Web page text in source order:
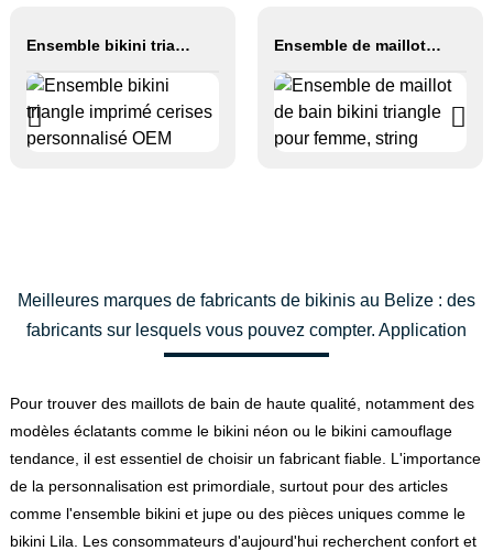
Ensemble bikini triangle imprimé cerises personnalisé OEM Ensemble de maillot de bain bikini triangle pour femme, string
Meilleures marques de fabricants de bikinis au Belize : des
fabricants sur lesquels vous pouvez compter. Application
Pour trouver des maillots de bain de haute qualité, notamment des
modèles éclatants comme le bikini néon ou le bikini camouflage
tendance, il est essentiel de choisir un fabricant fiable. L'importance
de la personnalisation est primordiale, surtout pour des articles
comme l'ensemble bikini et jupe ou des pièces uniques comme le
bikini Lila. Les consommateurs d'aujourd'hui recherchent confort et